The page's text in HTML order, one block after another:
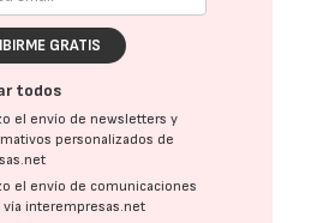
GRATIS
todos
el envío de newsletters y
personalizados de
el envío de comunicaciones
vía interempresas.net